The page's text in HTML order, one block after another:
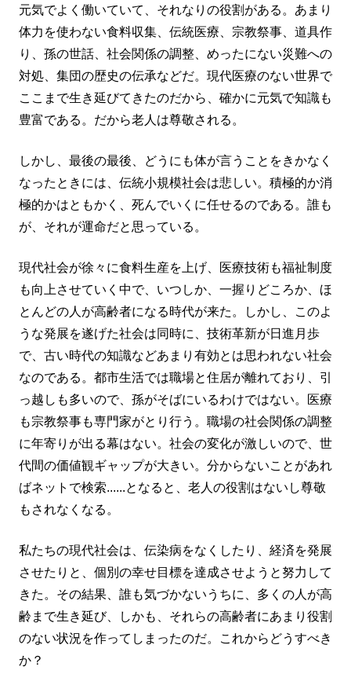
元気でよく働いていて、それなりの役割がある。あまり
体力を使わない食料収集、伝統医療、宗教祭事、道具作
り、孫の世話、社会関係の調整、めったにない災難への
対処、集団の歴史の伝承などだ。現代医療のない世界で
ここまで生き延びてきたのだから、確かに元気で知識も
豊富である。だから老人は尊敬される。
しかし、最後の最後、どうにも体が言うことをきかなく
なったときには、伝統小規模社会は悲しい。積極的か消
極的かはともかく、死んでいくに任せるのである。誰も
が、それが運命だと思っている。
現代社会が徐々に食料生産を上げ、医療技術も福祉制度
も向上させていく中で、いつしか、一握りどころか、ほ
とんどの人が高齢者になる時代が来た。しかし、このよ
うな発展を遂げた社会は同時に、技術革新が日進月歩
で、古い時代の知識などあまり有効とは思われない社会
なのである。都市生活では職場と住居が離れており、引
っ越しも多いので、孫がそばにいるわけではない。医療
も宗教祭事も専門家がとり行う。職場の社会関係の調整
に年寄りが出る幕はない。社会の変化が激しいので、世
代間の価値観ギャップが大きい。分からないことがあれ
ばネットで検索......となると、老人の役割はないし尊敬
もされなくなる。
私たちの現代社会は、伝染病をなくしたり、経済を発展
させたりと、個別の幸せ目標を達成させようと努力して
きた。その結果、誰も気づかないうちに、多くの人が高
齢まで生き延び、しかも、それらの高齢者にあまり役割
のない状況を作ってしまったのだ。これからどうすべき
か？